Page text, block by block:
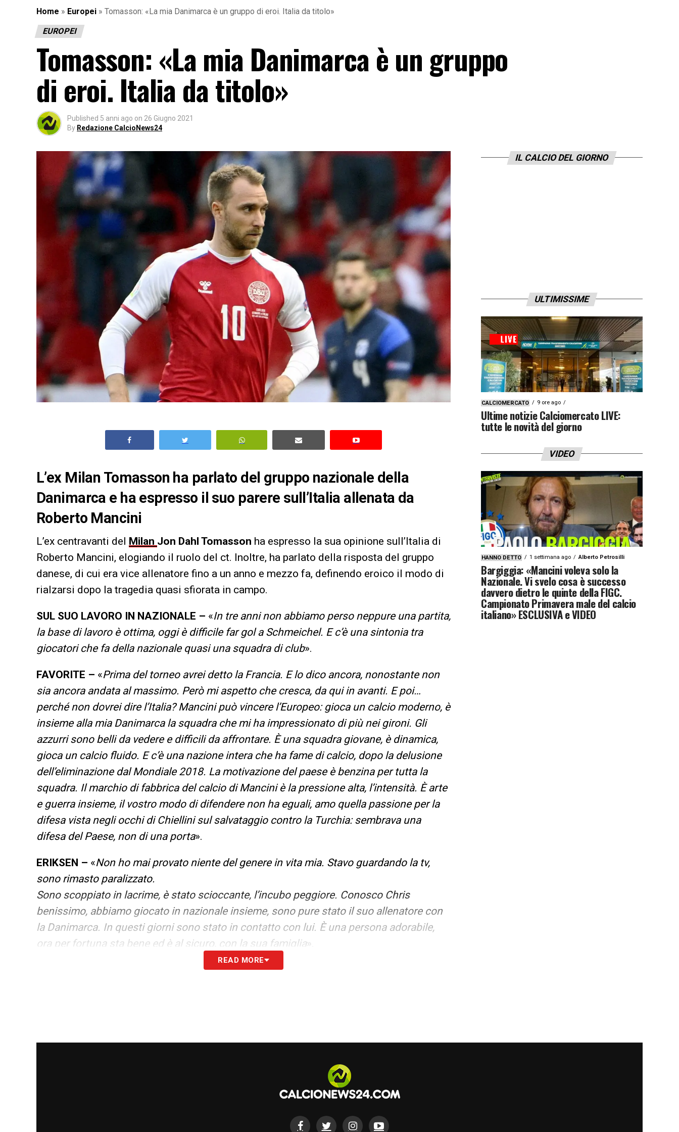
Home » Europei » Tomasson: «La mia Danimarca è un gruppo di eroi. Italia da titolo»
EUROPEI
Tomasson: «La mia Danimarca è un gruppo
di eroi. Italia da titolo»
Published 5 anni ago on 26 Giugno 2021
By Redazione CalcioNews24
L’ex Milan Tomasson ha parlato del gruppo nazionale della
Danimarca e ha espresso il suo parere sull’Italia allenata da
Roberto Mancini
L’ex centravanti del Milan Jon Dahl Tomasson ha espresso la sua opinione sull’Italia di
Roberto Mancini, elogiando il ruolo del ct. Inoltre, ha parlato della risposta del gruppo
danese, di cui era vice allenatore fino a un anno e mezzo fa, definendo eroico il modo di
rialzarsi dopo la tragedia quasi sfiorata in campo.
SUL SUO LAVORO IN NAZIONALE – «In tre anni non abbiamo perso neppure una partita,
la base di lavoro è ottima, oggi è difficile far gol a Schmeichel. E c’è una sintonia tra
giocatori che fa della nazionale quasi una squadra di club».
FAVORITE – «Prima del torneo avrei detto la Francia. E lo dico ancora, nonostante non
sia ancora andata al massimo. Però mi aspetto che cresca, da qui in avanti. E poi…
perché non dovrei dire l’Italia? Mancini può vincere l’Europeo: gioca un calcio moderno, è
insieme alla mia Danimarca la squadra che mi ha impressionato di più nei gironi. Gli
azzurri sono belli da vedere e difficili da affrontare. È una squadra giovane, è dinamica,
gioca un calcio fluido. E c’è una nazione intera che ha fame di calcio, dopo la delusione
dell’eliminazione dal Mondiale 2018. La motivazione del paese è benzina per tutta la
squadra. Il marchio di fabbrica del calcio di Mancini è la pressione alta, l’intensità. È arte
e guerra insieme, il vostro modo di difendere non ha eguali, amo quella passione per la
difesa vista negli occhi di Chiellini sul salvataggio contro la Turchia: sembrava una
difesa del Paese, non di una porta».
ERIKSEN – «Non ho mai provato niente del genere in vita mia. Stavo guardando la tv,
sono rimasto paralizzato.
Sono scoppiato in lacrime, è stato scioccante, l’incubo peggiore. Conosco Chris
benissimo, abbiamo giocato in nazionale insieme, sono pure stato il suo allenatore con
la Danimarca. In questi giorni sono stato in contatto con lui. È una persona adorabile,
ora per fortuna sta bene ed è al sicuro, con la sua famiglia».
Sono concentrato sul Malmoe. Ma certo che mi piacerebbe, amo
LA PLAYLIST DELLE NOSTRE TOP NEWS
READ MORE
IL CALCIO DEL GIORNO
ULTIMISSIME
CALCIOMERCATO 9 ore ago
Ultime notizie Calciomercato LIVE:
tutte le novità del giorno
VIDEO
HANNO DETTO 1 settimana ago Alberto Petrosilli
Bargiggia: «Mancini voleva solo la
Nazionale. Vi svelo cosa è successo
davvero dietro le quinte della FIGC.
Campionato Primavera male del calcio
italiano» ESCLUSIVA e VIDEO